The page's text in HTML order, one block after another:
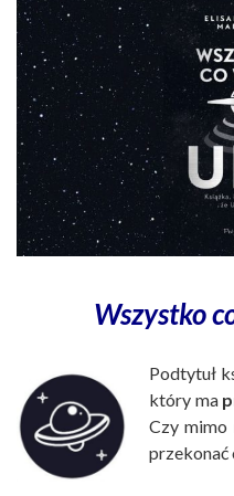
Wszystko
Podtytuł
który ma
Czy mimo
przekonać